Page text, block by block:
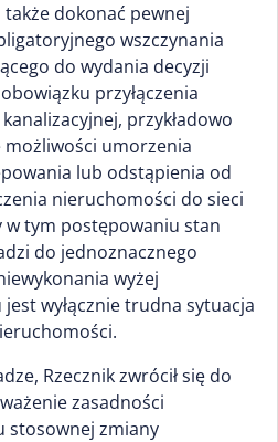
dokonać pewnej
wszczynania
do wydania decyzji
przyłączenia
przykładowo
umorzenia
lub odstąpienia od
nieruchomości do sieci
w tym postępowaniu stan
do jednoznacznego
wyżej
wyłącznie trudna sytuacja
Rzecznik zwrócił się do
zasadności
stosownej zmiany